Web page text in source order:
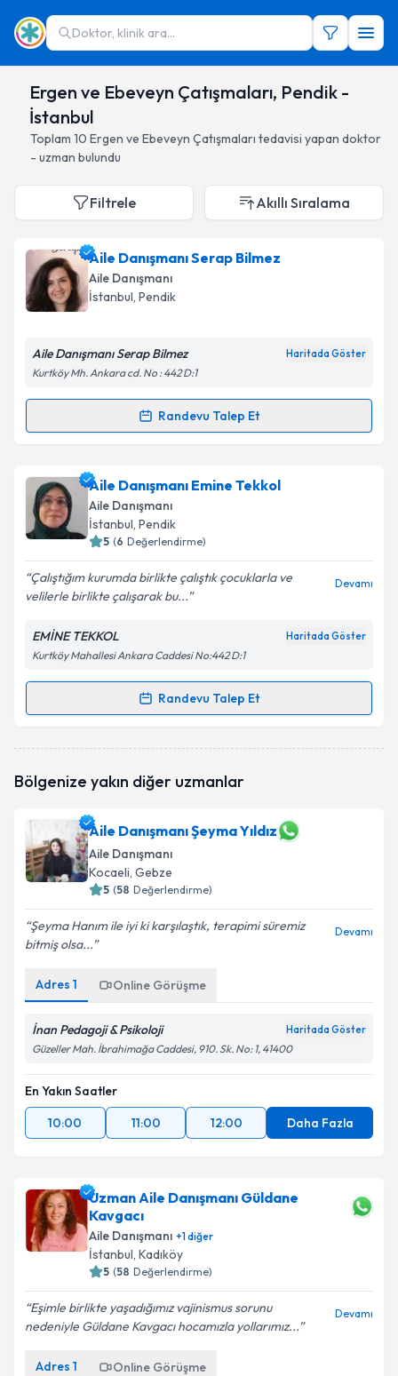
Doktor, klinik ara...
Ergen ve Ebeveyn Çatışmaları, Pendik -
İstanbul
Toplam 10 Ergen ve Ebeveyn Çatışmaları tedavisi yapan doktor
- uzman bulundu
Filtrele Akıllı Sıralama
Aile Danışmanı Serap Bilmez
Aile Danışmanı
İstanbul, Pendik
Aile Danışmanı Serap Bilmez Haritada Göster
Kurtköy Mh. Ankara cd. No : 442 D:1
Randevu Talep Et
Randevu Takvimi Talebi
Aile Danışmanı Serap Bilmeziçin randevu takvimi
talebi oluşturun. Size bu uzmandan randevu almanız
için bir takvim hazırlandığında e-posta ile
bilgilendireceğiz.
E-posta Adresiniz
Kişisel verilerimin işlenmesine ilişkin
Metni'ni okudum ve kişisel verilerimin belirtilen
kapsamda işlenmesini kabul ediyorum.
Takvim Talebini Gönder
Aile Danışmanı Emine Tekkol
Aile Danışmanı
İstanbul, Pendik
5 (6 Değerlendirme)
Çalıştığım kurumda birlikte çalıştık çocuklarla ve
velilerle birlikte çalışarak bu...
Devamı
EMİNE TEKKOL Haritada Göster
Kurtköy Mahallesi Ankara Caddesi No:442 D:1
Randevu Talep Et
Randevu Takvimi Talebi
talebi oluşturun. Size bu uzmandan randevu almanız
bilgilendireceğiz.
E-posta Adresiniz
Kişisel verilerimin işlenmesine ilişkin
kapsamda işlenmesini kabul ediyorum.
Takvim Talebini Gönder
Bölgenize yakın diğer uzmanlar
Aile Danışmanı Şeyma Yıldız
Aile Danışmanı
Kocaeli, Gebze
5 (58 Değerlendirme)
Şeyma Hanım ile iyi ki karşılaştık, terapimi süremiz
bitmiş olsa...
Devamı
Adres 1 Online Görüşme
İnan Pedagoji & Psikoloji Haritada Göster
Güzeller Mah. İbrahimağa Caddesi, 910. Sk. No: 1, 41400
En Yakın Saatler
10:00
11:00 12:00 Daha Fazla
Uzman Aile Danışmanı Güldane
Kavgacı
Aile Danışmanı +1diğer
İstanbul, Kadıköy
5 (58 Değerlendirme)
Eşimle birlikte yaşadığımız vajinismus sorunu
nedeniyle Güldane Kavgacı hocamızla yollarımız...
Devamı
Adres 1 Online Görüşme